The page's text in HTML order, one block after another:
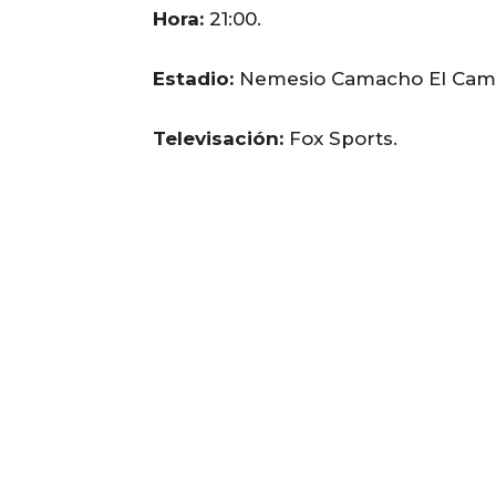
Hora: 21:00.
Estadio: Nemesio Camacho El
Televisación: Fox Sports.